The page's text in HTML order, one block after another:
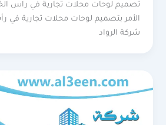
تصميم لوحات محلات تجارية في راس
الأمر بتصميم لوحات محلات تجارية في
شركة الرواد